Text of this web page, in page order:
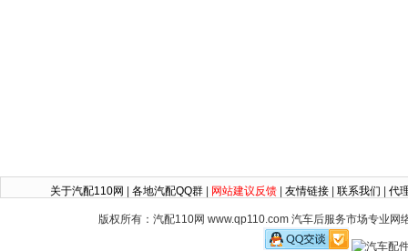
关于汽配110网 各地汽配QQ群 网站建议反馈 友情链接 联系我们 代
版权所有：汽配110网 www.qp110.com 汽车后服务市场专业网